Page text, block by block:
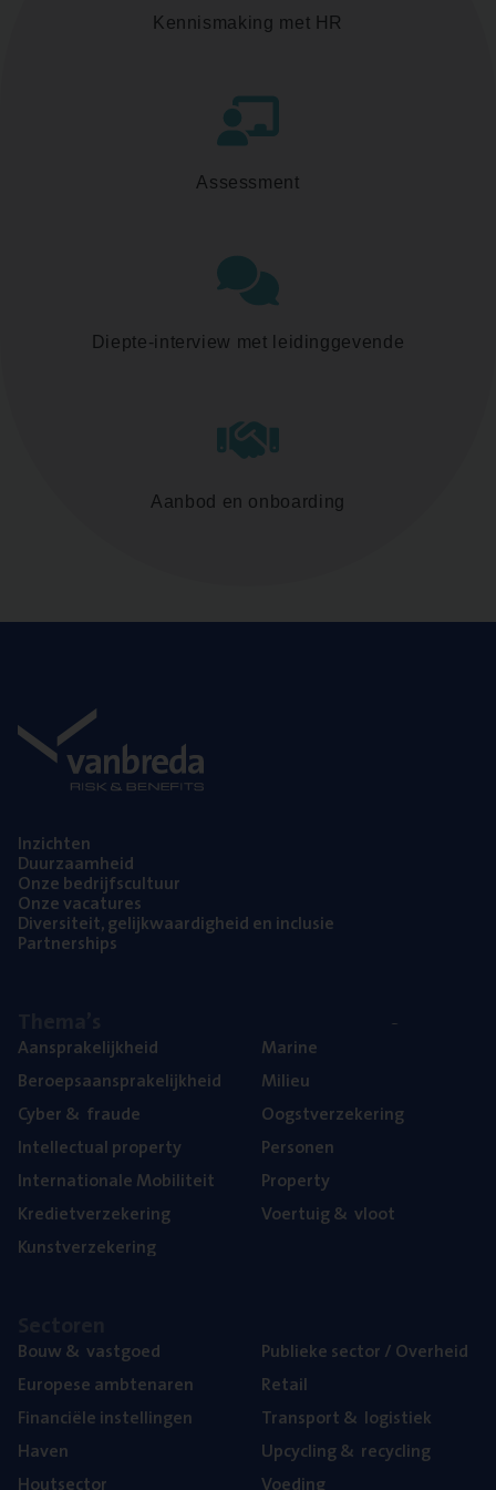
Kennismaking met HR
Assessment
Diepte-interview met leidinggevende
Aanbod en onboarding
Inzich­ten
Duur­zaam­heid
Onze bedrijfs­cul­tuur
Onze vaca­tu­res
Diver­si­teit, gelijk­waar­dig­heid en inclusie
Part­ner­ships
Aan­spra­ke­lijk­heid
Beroeps­aan­spra­ke­lijk­heid
Cyber& fraude
Intel­lec­tu­al property
Inter­na­ti­o­na­le Mobiliteit
Kre­diet­ver­ze­ke­ring
Kunst­ver­ze­ke­ring
Mari­ne
Mili­eu
Oogst­ver­ze­ke­ring
Per­so­nen
Pro­per­ty
Voer­tuig& vloot
Bouw& vastgoed
Euro­pe­se ambtenaren
Finan­ci­ë­le instellingen
Haven
Hout­sec­tor
Publie­ke sec­tor / Overheid
Retail
Trans­port& logistiek
Upcy­cling& recycling
Voe­ding